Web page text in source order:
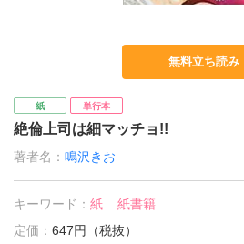
無料立ち読み
紙 単行本
絶倫上司は細マッチョ!!
著者名：鳴沢きお
キーワード：紙
紙書籍
定価：647円（税抜）